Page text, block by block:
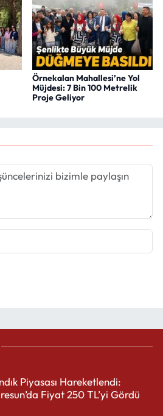
Örnekalan Mahallesi’ne Yol
Müjdesi: 7 Bin 100 Metrelik
Proje Geliyor
Piyasası Hareketlendi:
Fiyat 250 TL’yi Gördü